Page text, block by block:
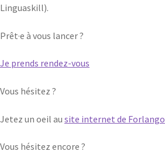
Linguaskill).
Prêt·e à vous lancer ?
Je prends rendez-vous
Vous hésitez ?
Jetez un oeil au site internet de Forlango
Vous hésitez encore ?